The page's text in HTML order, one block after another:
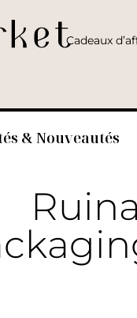
Cadeaux
& Nouveautés